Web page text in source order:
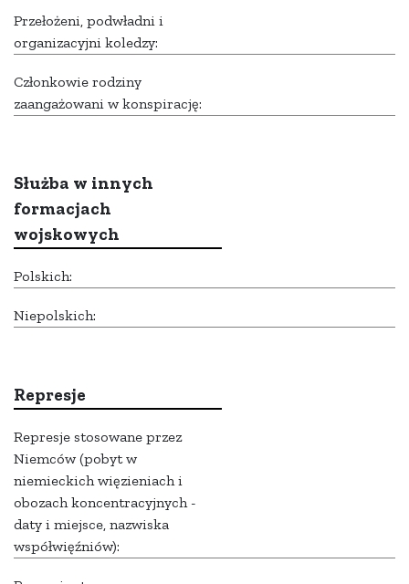
Przełożeni, podwładni i
organizacyjni koledzy:
Członkowie rodziny
zaangażowani w konspirację:
Służba w innych
formacjach
wojskowych
Polskich:
Niepolskich:
Represje
Represje stosowane przez
Niemców (pobyt w
niemieckich więzieniach i
obozach koncentracyjnych -
daty i miejsce, nazwiska
współwięźniów):